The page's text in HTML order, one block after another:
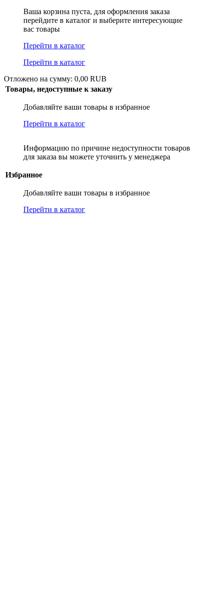
Ваша корзина пуста, для оформления заказа
перейдите в каталог и выберите интересующие
вас товары
Перейти в каталог
Перейти в каталог
Отложено на сумму: 0,00 RUB
Товары, недоступные к заказу
Добавляйте ваши товары в избранное
Перейти в каталог
Информацию по причине недоступности товаров
для заказа вы можете уточнить у менеджера
Избранное
Добавляйте ваши товары в избранное
Перейти в каталог